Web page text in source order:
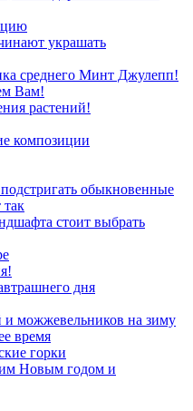
украшать
среднего Минт Джулепп!
Вам!
растений!
композиции
обыкновенные
так
стоит выбрать
дня
и можжевельников на зиму
время
горки
Новым годом и